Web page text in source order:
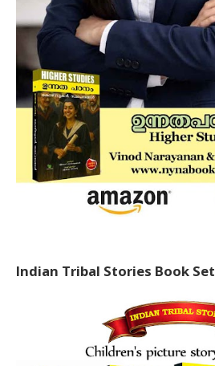
Indian Tribal Stories Book Set